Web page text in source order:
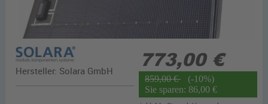
Hersteller: Solara GmbH 773,00 €
859,00 € (-10%)
Sie sparen: 86,00 €